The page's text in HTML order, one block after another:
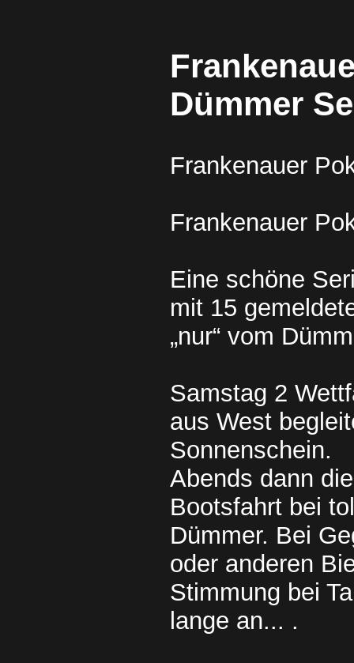
Dümmer
Frankenauer
Frankenauer
Eine schöne
mit 15
„nur“ vom
Samstag 2
aus West
Sonnenschein.
Abends dann
Bootsfahrt bei
Dümmer. Bei
oder anderen
Stimmung bei
lange an... .